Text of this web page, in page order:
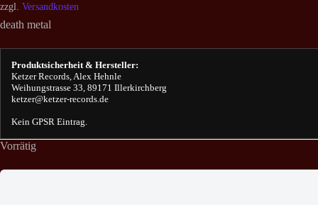
zzgl. Versandkosten
death metal
Produktsicherheit & Hersteller:
Ketzer Records, Alex Hehnle
Weihungstrasse 33, 89171 Illerkirchberg
ketzer@ketzer-records.de
Kein GPSR Eintrag.
Vorrätig